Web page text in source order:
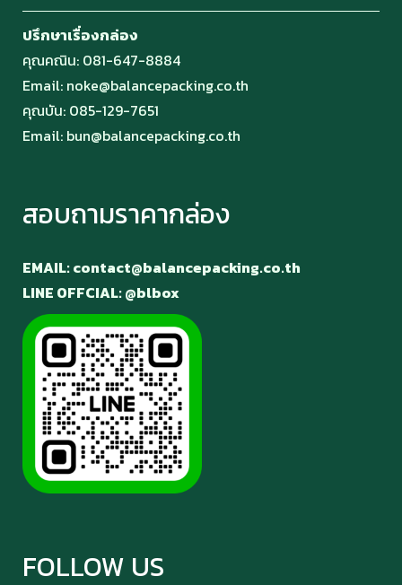
ปรึกษาเรื่องกล่อง
คุณคณิน: 081-647-8884
Email: noke@balancepacking.co.th
คุณบัน: 085-129-7651
Email: bun@balancepacking.co.th
สอบถามราคากล่อง
EMAIL: contact@balancepacking.co.th
LINE OFFCIAL: @blbox
FOLLOW US